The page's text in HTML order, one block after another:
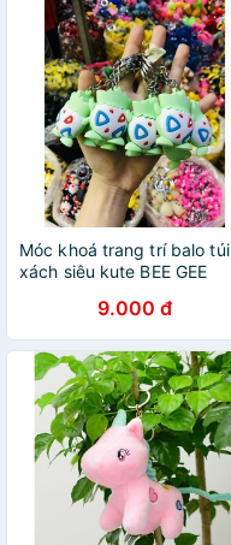
Móc khoá trang trí balo túi
xách siêu kute BEE GEE
9.000 đ